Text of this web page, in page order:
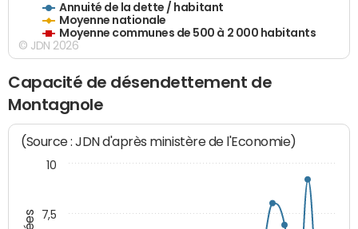
Annuité de la dette / habitant
Moyenne nationale
Moyenne communes de 500 à 2 000 habitants
© JDN 2026
Capacité de désendettement de
Montagnole
(Source : JDN d'après ministère de l'Economie)
7,5
10